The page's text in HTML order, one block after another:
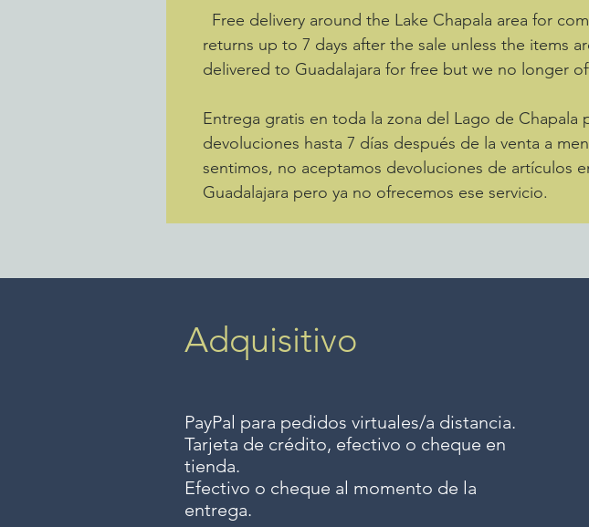
Free delivery around the Lake Chapala area for
returns up to 7 days after the sale unless the items
delivered to Guadalajara for free but we no longer
Entrega gratis en toda la zona del Lago de
devoluciones hasta 7 días después de la venta a
sentimos, no aceptamos devoluciones de artículos
Guadalajara pero ya no ofrecemos ese servicio.
Adquisitivo
PayPal para pedidos virtuales/a distancia.
Tarjeta de crédito, efectivo o cheque en
tienda.
Efectivo o cheque al momento de la
entrega.